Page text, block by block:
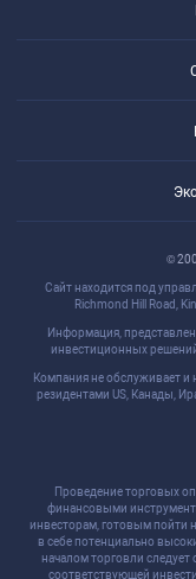
©
Сайт находится под
Richmond Hill Road,
Информация,
инвестиционных
Компания не обслуживает и
резидентами US, Канады,
Проведение торговых
финансовыми
инвесторам, готовым пойти
в себе потенциально
началом торговли
соответствующей